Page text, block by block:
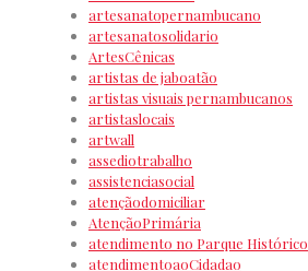
artesanatopernambucano
artesanatosolidario
ArtesCênicas
artistas de jaboatão
artistas visuais pernambucanos
artistaslocais
artwall
assediotrabalho
assistenciasocial
atençãodomiciliar
AtençãoPrimária
atendimento no Parque Histórico
atendimentoaoCidadao